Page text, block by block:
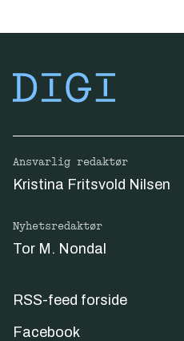
Ansvarlig redaktør
Kristina Fritsvold Nilsen
Nyhetsredaktør
Tor M. Nondal
RSS-feed forside
Facebook